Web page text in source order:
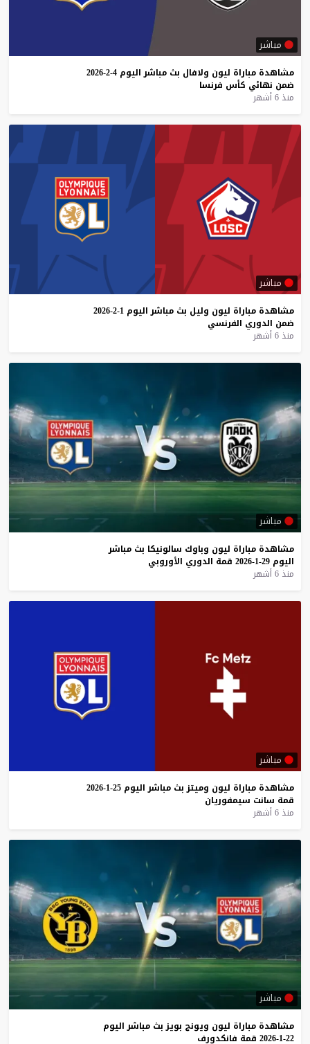
مباشر
مشاهدة مباراة ليون ولافال بث مباشر اليوم 4-2-2026
ضمن نهائي كأس فرنسا
منذ 6 أشهر
مباشر
مشاهدة مباراة ليون وليل بث مباشر اليوم 1-2-2026
ضمن الدوري الفرنسي
منذ 6 أشهر
مباشر
مشاهدة مباراة ليون وباوك سالونيكا بث مباشر
اليوم 29-1-2026 قمة الدوري الأوروبي
منذ 6 أشهر
مباشر
مشاهدة مباراة ليون وميتز بث مباشر اليوم 25-1-2026
قمة سانت سيمفوريان
منذ 6 أشهر
مباشر
مشاهدة مباراة ليون ويونج بويز بث مباشر اليوم
22-1-2026
قمة فانكدورف